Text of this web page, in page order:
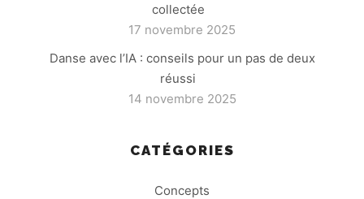
collectée
17 novembre 2025
Danse avec l’IA : conseils pour un pas de deux
réussi
14 novembre 2025
CATÉGORIES
Concepts